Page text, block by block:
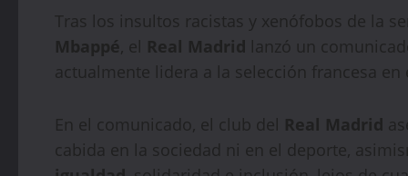
Tras los insultos racistas y xenófobos de la
Mbappé, el Real Madrid lanzó un
actualmente lidera a la selección francesa en
En el comunicado, el club del Real Madrid
cabida en la sociedad ni en el deporte,